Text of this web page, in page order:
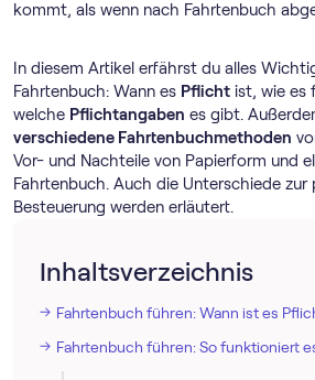
kommt, als wenn nach Fahrtenbuch
In diesem Artikel erfährst du alles
Fahrtenbuch: Wann es Pflicht ist, wie es
welche Pflichtangaben es gibt.
verschiedene Fahrtenbuchmethoden
Vor- und Nachteile von Papierform und
Fahrtenbuch. Auch die Unterschiede zur
Besteuerung werden erläutert.
Inhaltsverzeichnis
Fahrtenbuch führen: Wann ist es
Fahrtenbuch führen: So funktioniert